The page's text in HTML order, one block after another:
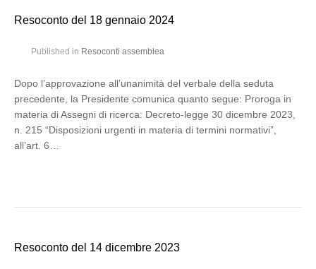
Resoconto del 18 gennaio 2024
Published in Resoconti assemblea
Dopo l’approvazione all’unanimità del verbale della seduta
precedente, la Presidente comunica quanto segue: Proroga in
materia di Assegni di ricerca: Decreto-legge 30 dicembre 2023,
n. 215 “Disposizioni urgenti in materia di termini normativi”,
all’art. 6…
Resoconto del 14 dicembre 2023